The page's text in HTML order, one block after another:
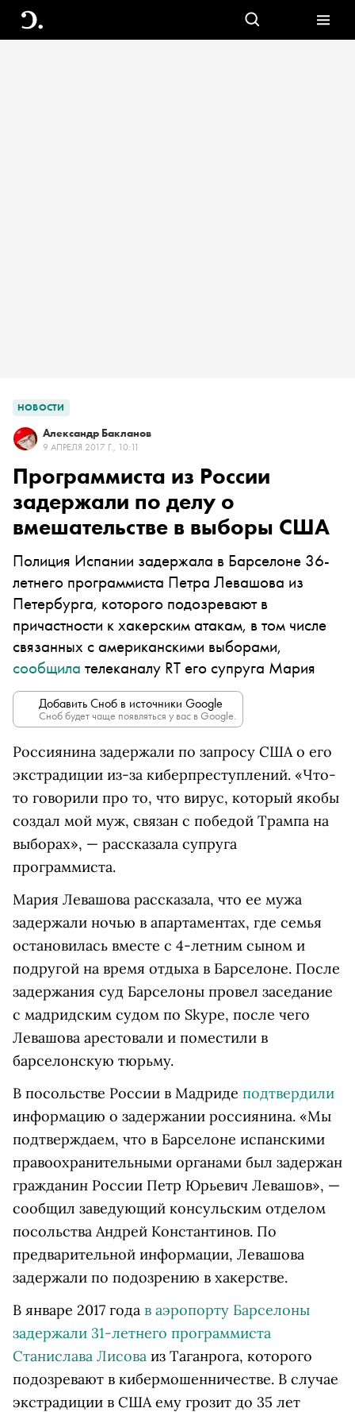
НОВОСТИ
Александр Бакланов
9 АПРЕЛЯ 2017 Г., 10:11
Программиста из России
задержали по делу о
вмешательстве в выборы США
Полиция Испании задержала в Барселоне 36-
летнего программиста Петра Левашова из
Петербурга, которого подозревают в
причастности к хакерским атакам, в том числе
связанных с американскими выборами,
сообщила телеканалу RTего супруга Мария
Добавить Сноб в источники Google
Сноб будет чаще появляться у вас в Google.
Россиянина задержали по запросу США о его
экстрадиции из-за киберпреступлений. «Что-
то говорили про то, что вирус, который якобы
создал мой муж, связан с победой Трампа на
выборах», — рассказала супруга
программиста.
Мария Левашова рассказала, что ее мужа
задержали ночью в апартаментах, где семья
остановилась вместе с 4-летним сыном и
подругой на время отдыха в Барселоне. После
задержания суд Барселоны провел заседание
с мадридским судом по Skype, после чего
Левашова арестовали и поместили в
барселонскую тюрьму.
В посольстве России в Мадриде подтвердили
информацию о задержании россиянина. «Мы
подтверждаем, что в Барселоне испанскими
правоохранительными органами был задержан
гражданин России Петр Юрьевич Левашов», —
сообщил заведующий консульским отделом
посольства Андрей Константинов. По
предварительной информации, Левашова
задержали по подозрению в хакерстве.
В январе 2017 года в аэропорту Барселоны
задержали 31-летнего программиста
Станислава Лисова из Таганрога, которого
подозревают в кибермошенничестве. В случае
экстрадиции в США ему грозит до 35 лет